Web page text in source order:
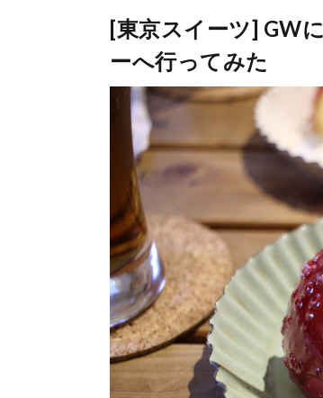
[東京スイーツ] GW
ーへ行ってみた